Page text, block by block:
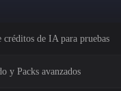
de IA para pruebas
y Packs avanzados